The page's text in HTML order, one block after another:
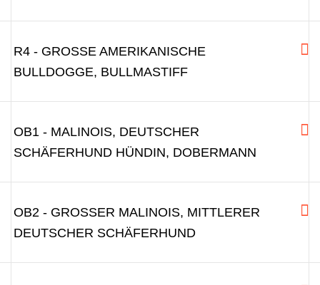
R4 - GROSSE AMERIKANISCHE B
ULLDOGGE, BULLMASTIFF
OB1 - MALINOIS, DEUTSCHER
SCHÄFERHUND HÜNDIN, DOBERMANN
OB2 - GROSSER MALINOIS, MITTLERER D
EUTSCHER SCHÄFERHUND